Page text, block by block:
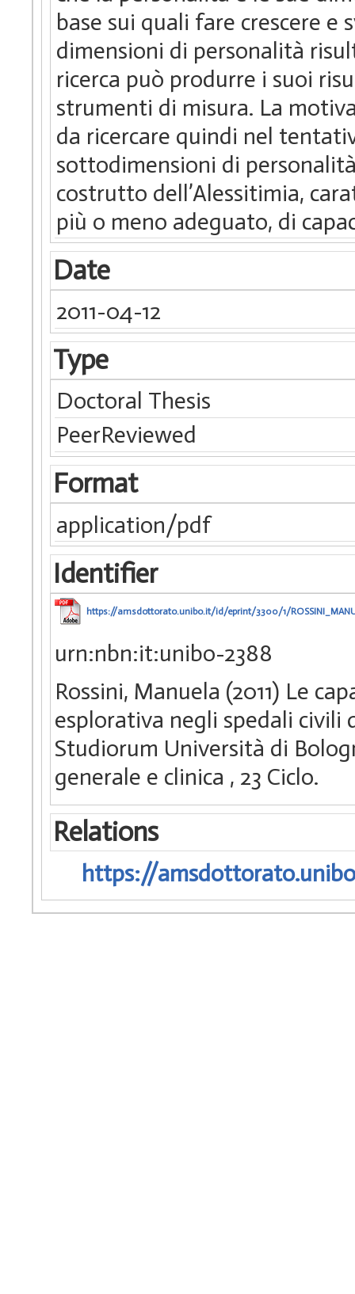
base sui quali fare crescere
dimensioni di personalità
ricerca può produrre i suoi
strumenti di misura. La
da ricercare quindi nel
sottodimensioni di
costrutto dell’Alessitimia,
più o meno adeguato, di
Date
2011-04-12
Type
Doctoral Thesis
PeerReviewed
Format
application/pdf
Identifier
https://amsdottorato.unibo.it/id/eprint/3300/1/
urn:nbn:it:unibo-2388
Rossini, Manuela (2011) Le
esplorativa negli spedali civili
Studiorum Università di
generale e clinica , 23 Ciclo.
Relations
https://